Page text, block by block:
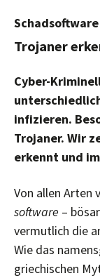
Schadsoftware
Trojaner
Cyber-
infizieren.
Trojaner. Wir
erkennt und
Von allen Arten
software –
vermutlich die
Wie das
griechischen